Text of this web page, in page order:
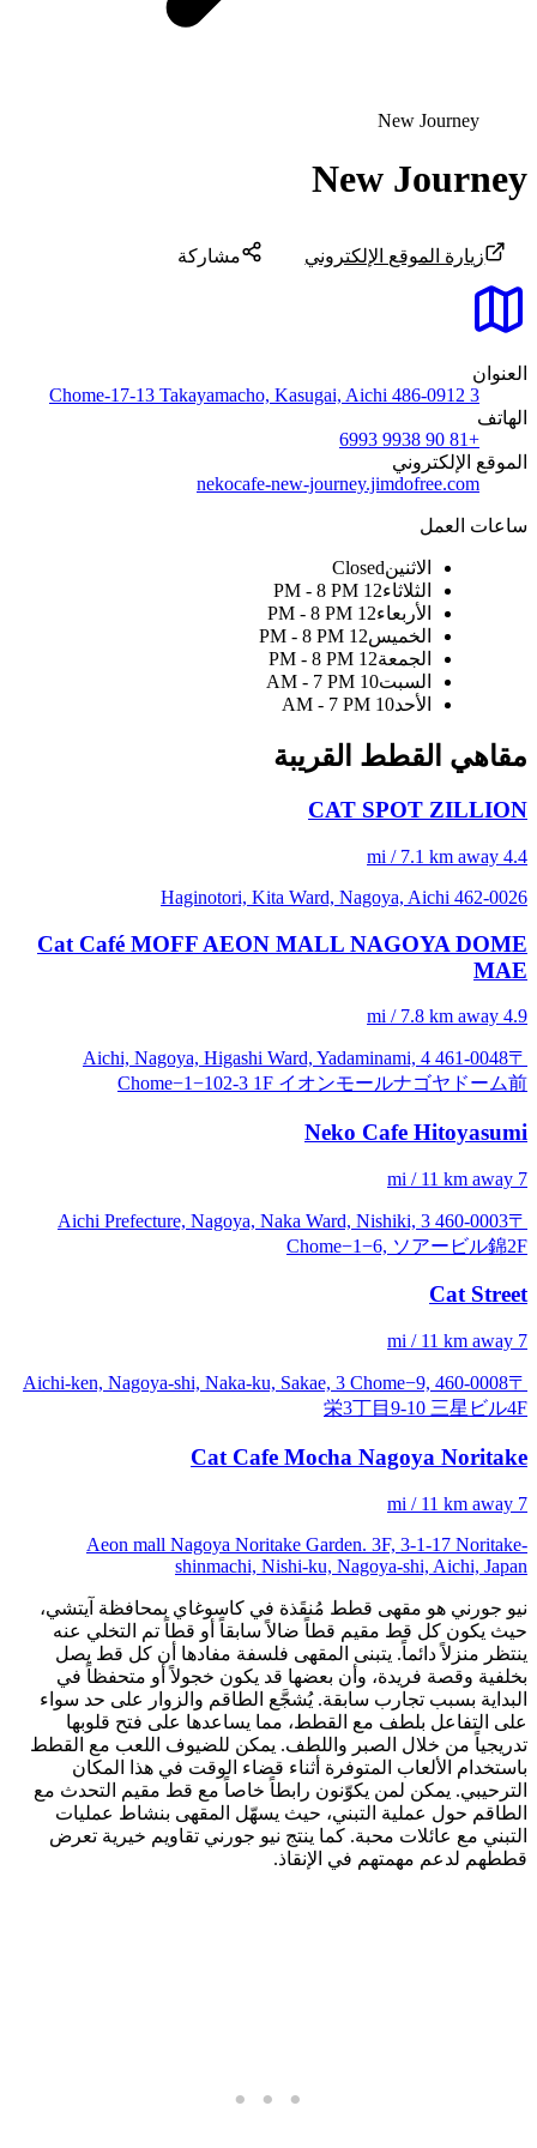
New Journey
New Journey
زيارة الموقع الإلكتروني مشاركة
العنوان
3 Chome-17-13 Takayamacho, Kasugai, Aichi 486-0912
الهاتف
+81 90 9938 6993
الموقع الإلكتروني
nekocafe-new-journey.jimdofree.com
ساعات العمل
الاثنينClosed
الثلاثاء12 PM - 8 PM
الأربعاء12 PM - 8 PM
الخميس12 PM - 8 PM
الجمعة12 PM - 8 PM
السبت10 AM - 7 PM
الأحد10 AM - 7 PM
مقاهي القطط القريبة
CAT SPOT ZILLION
4.4 mi / 7.1 km away
Haginotori, Kita Ward, Nagoya, Aichi 462-0026
Cat Café MOFF AEON MALL NAGOYA DOME
MAE
4.9 mi / 7.8 km away
〒461-0048 Aichi, Nagoya, Higashi Ward, Yadaminami, 4
Chome−1−102-3 1F イオンモールナゴヤドーム前
Neko Cafe Hitoyasumi
7 mi / 11 km away
〒460-0003 Aichi Prefecture, Nagoya, Naka Ward, Nishiki, 3
Chome−1−6, ソアービル錦2F
Cat Street
7 mi / 11 km away
〒460-0008 Aichi-ken, Nagoya-shi, Naka-ku, Sakae, 3 Chome−9,
栄3丁目9-10 三星ビル4F
Cat Cafe Mocha Nagoya Noritake
7 mi / 11 km away
Aeon mall Nagoya Noritake Garden. 3F, 3-1-17 Noritake-
shinmachi, Nishi-ku, Nagoya-shi, Aichi, Japan
نيو جورني هو مقهى قطط مُنقَذة في كاسوغاي بمحافظة آيتشي،
حيث يكون كل قط مقيم قطاً ضالاً سابقاً أو قطاً تم التخلي عنه
ينتظر منزلاً دائماً. يتبنى المقهى فلسفة مفادها أن كل قط يصل
بخلفية وقصة فريدة، وأن بعضها قد يكون خجولاً أو متحفظاً في
البداية بسبب تجارب سابقة. يُشجَّع الطاقم والزوار على حد سواء
على التفاعل بلطف مع القطط، مما يساعدها على فتح قلوبها
تدريجياً من خلال الصبر واللطف. يمكن للضيوف اللعب مع القطط
باستخدام الألعاب المتوفرة أثناء قضاء الوقت في هذا المكان
الترحيبي. يمكن لمن يكوّنون رابطاً خاصاً مع قط مقيم التحدث مع
الطاقم حول عملية التبني، حيث يسهّل المقهى بنشاط عمليات
التبني مع عائلات محبة. كما ينتج نيو جورني تقاويم خيرية تعرض
قططهم لدعم مهمتهم في الإنقاذ.